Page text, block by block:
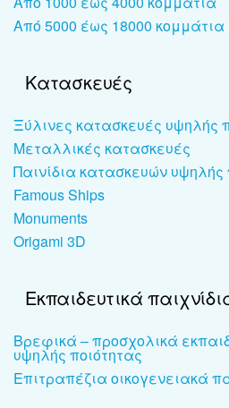
Από 5000 έως 18000 κομμάτια
Κατασκευές
Ξύλινες κατασκευές υψηλής
Μεταλλικές κατασκευές
Παινίδια κατασκευών υψηλής
Famous Ships
Monuments
Origami 3D
Εκπαιδευτικά
Βρεφικά – προσχολικά
υψηλής ποιότητας
Επιτραπέζια οικογενειακά